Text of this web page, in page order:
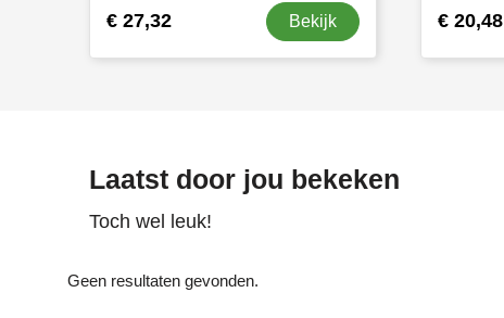
€ 27,32 Bekijk € 20,48
Laatst door jou bekeken
Toch wel leuk!
Geen resultaten gevonden.